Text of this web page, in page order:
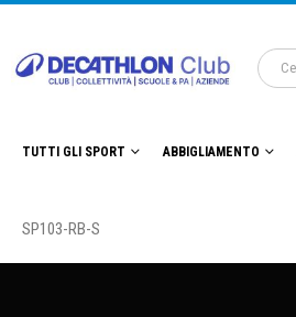
TUTTI GLI SPORT ABBIGLIAMENTO
SP103-RB-S